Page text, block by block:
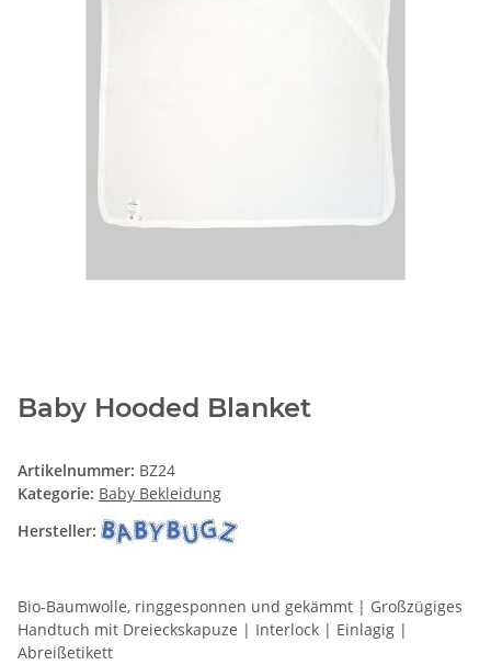
Baby Hooded Blanket
Artikelnummer: BZ24
Kategorie: Baby Bekleidung
Hersteller:
Bio-Baumwolle, ringgesponnen und gekämmt | Großzügiges
Handtuch mit Dreieckskapuze | Interlock | Einlagig |
Abreißetikett